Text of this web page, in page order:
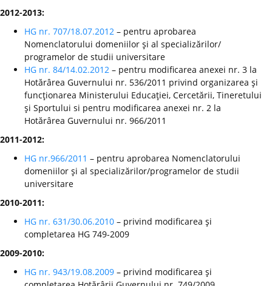
2012-2013:
HG nr. 707/18.07.2012 – pentru aprobarea
Nomenclatorului domeniilor şi al specializărilor/
programelor de studii universitare
HG nr. 84/14.02.2012 – pentru modificarea anexei nr. 3 la
Hotărârea Guvernului nr. 536/2011 privind organizarea şi
funcţionarea Ministerului Educaţiei, Cercetării, Tineretului
şi Sportului si pentru modificarea anexei nr. 2 la
Hotărârea Guvernului nr. 966/2011
2011-2012:
HG nr.966/2011 – pentru aprobarea Nomenclatorului
domeniilor şi al specializărilor/programelor de studii
universitare
2010-2011:
HG nr. 631/30.06.2010 – privind modificarea şi
completarea HG 749-2009
2009-2010:
HG nr. 943/19.08.2009 – privind modificarea şi